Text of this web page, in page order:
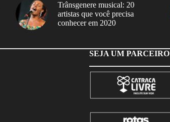
Trânsgenere musical: 20
artistas que você precisa
conhecer em 2020
SEJA UM PARCEIRO